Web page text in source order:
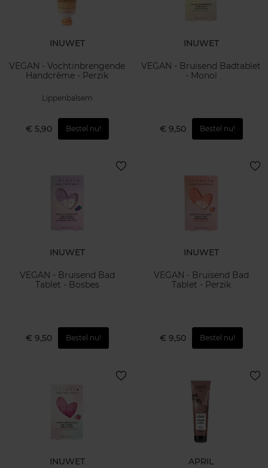
INUWET
VEGAN - Vochtinbrengende
Handcrème - Perzik
Lippenbalsem
€ 5,90 Bestel nu!
INUWET
VEGAN - Bruisend Badtablet
- Monoï
€ 9,50 Bestel nu!
INUWET
VEGAN - Bruisend Bad
Tablet - Bosbes
€ 9,50 Bestel nu!
INUWET
VEGAN - Bruisend Bad
Tablet - Perzik
€ 9,50 Bestel nu!
INUWET APRIL